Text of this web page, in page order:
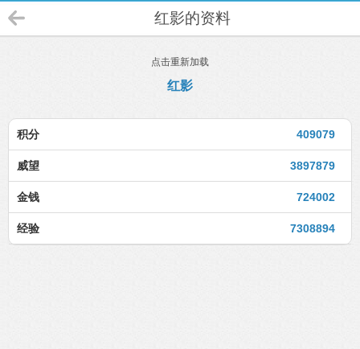
红影的资料
点击重新加载
红影
409079
积分
3897879
威望
724002
金钱
7308894
经验